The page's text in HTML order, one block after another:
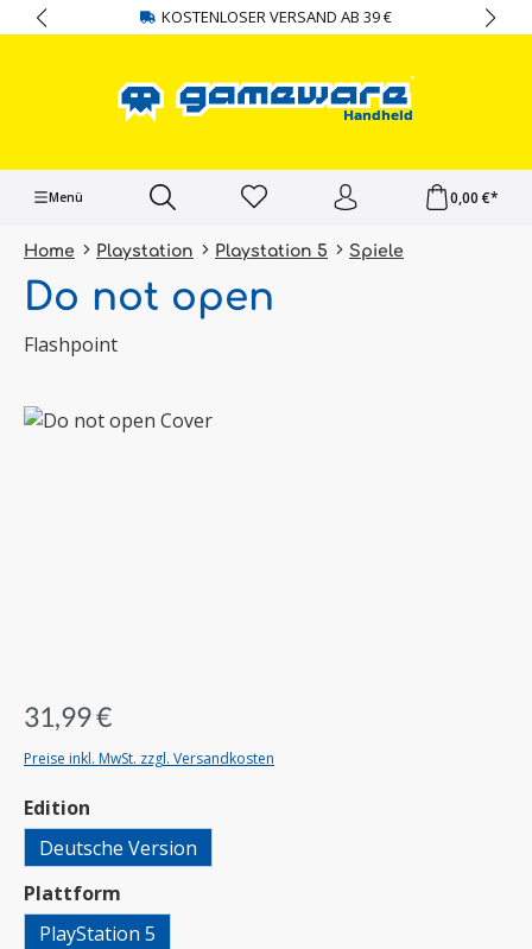
springen KOSTENLOSER VERSAND AB 39 €
Menü 0,00 €*
Home Playstation Playstation 5 Spiele
Do not open
Flashpoint
Bildergalerie überspringen
31,99 €
Preise inkl. MwSt. zzgl. Versandkosten
Edition
Deutsche Version
Plattform
PlayStation 5